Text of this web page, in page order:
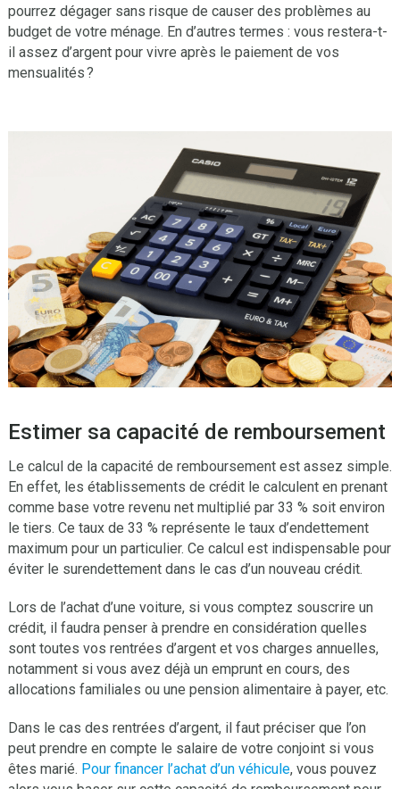
pourrez dégager sans risque de causer des problèmes au
budget de votre ménage. En d’autres termes : vous restera-t-
il assez d’argent pour vivre après le paiement de vos
mensualités ?
Estimer sa capacité de remboursement
Le calcul de la capacité de remboursement est assez simple.
En effet, les établissements de crédit le calculent en prenant
comme base votre revenu net multiplié par 33 % soit environ
le tiers. Ce taux de 33 % représente le taux d’endettement
maximum pour un particulier. Ce calcul est indispensable pour
éviter le surendettement dans le cas d’un nouveau crédit.
Lors de l’achat d’une voiture, si vous comptez souscrire un
crédit, il faudra penser à prendre en considération quelles
sont toutes vos rentrées d’argent et vos charges annuelles,
notamment si vous avez déjà un emprunt en cours, des
allocations familiales ou une pension alimentaire à payer, etc.
Dans le cas des rentrées d’argent, il faut préciser que l’on
peut prendre en compte le salaire de votre conjoint si vous
êtes marié. Pour financer l’achat d’un véhicule, vous pouvez